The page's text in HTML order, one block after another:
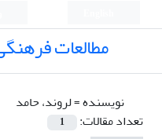
مطالعات
نویسنده =لروند، حامد
تعداد مقالات:
1